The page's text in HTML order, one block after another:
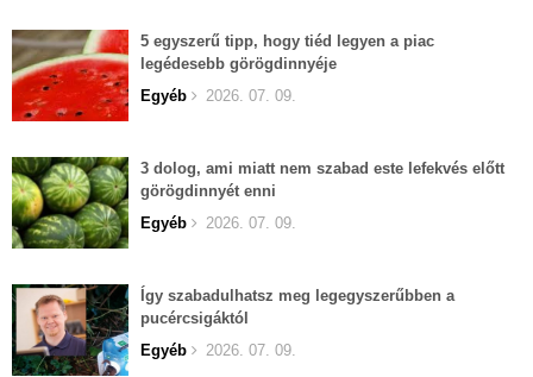
5 egyszerű tipp, hogy tiéd legyen a piac
legédesebb görögdinnyéje
Egyéb
2026. 07. 09.
3 dolog, ami miatt nem szabad este lefekvés előtt
görögdinnyét enni
Egyéb
2026. 07. 09.
Így szabadulhatsz meg legegyszerűbben a
pucércsigáktól
Egyéb
2026. 07. 09.